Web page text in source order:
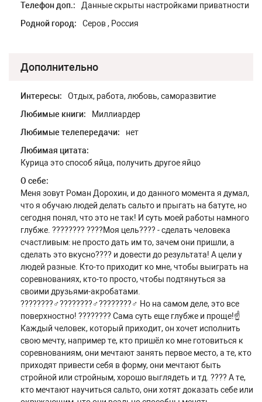
Телефон доп.:
Данные скрыты настройками приватности
Родной город:
Серов , Россия
Дополнительно
Интересы:
Отдых, работа, любовь, саморазвитие
Любимые книги:
Миллиардер
Любимые телепередачи:
нет
Любимая цитата:
Курица это способ яйца, получить другое яйцо
О себе:
Меня зовут Роман Дорохин, и до данного момента я думал,
что я обучаю людей делать сальто и прыгать на батуте, но
сегодня понял, что это не так! И суть моей работы намного
глубже. ???????? ????Моя цель???? - сделать человека
счастливым: не просто дать им то, зачем они пришли, а
сделать это вкусно???? и довести до результата! А цели у
людей разные. Кто-то приходит ко мне, чтобы выиграть на
соревнованиях, кто-то просто, чтобы подтянуться за
своими друзьями-акробатами.
????????‍♂️????????‍♂️????????‍♂️ Но на самом деле, это все
поверхностно! ???????? Сама суть еще глубже и проще!☝
Каждый человек, который приходит, он хочет исполнить
свою мечту, например те, кто пришёл ко мне готовиться к
соревнованиям, они мечтают занять первое место, а те, кто
приходят привести себя в форму, они мечтают быть
стройной или стройным, хорошо выглядеть и тд. ???? А те,
кто мечтают научиться сальто, они хотят доказать себе или